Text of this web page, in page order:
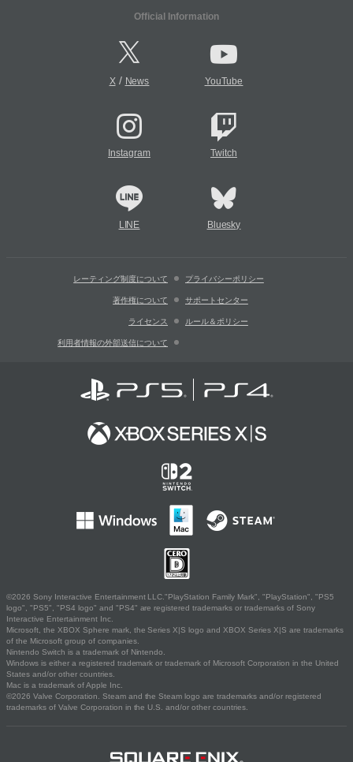
Official Information
X/ News YouTube
Instagram Twitch
LINE Bluesky
レーティング制度について プライバシーポリシー
著作権について サポートセンター
ライセンス ルール＆ポリシー
利用者情報の外部送信について
©2026 Sony Interactive Entertainment LLC."PlayStation Family Mark", "PlayStation", "PS5
logo", "PS5", "PS4 logo" and "PS4" are registered trademarks or trademarks of Sony
Interactive Entertainment Inc.
Microsoft, the XBOX Sphere mark, the Series X|S logo and XBOX Series X|S are trademarks
of the Microsoft group of companies.
Nintendo Switch is a trademark of Nintendo.
Windows is either a registered trademark or trademark of Microsoft Corporation in the United
States and/or other countries.
Mac is a trademark of Apple Inc.
©2026 Valve Corporation. Steam and the Steam logo are trademarks and/or registered
trademarks of Valve Corporation in the U.S. and/or other countries.